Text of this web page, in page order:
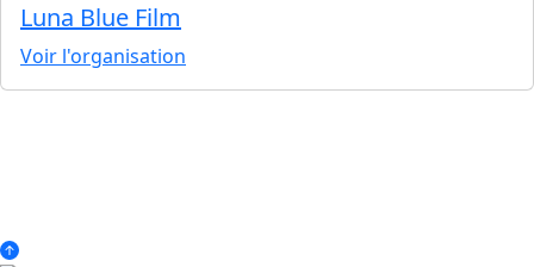
Luna Blue Film
Voir l'organisation